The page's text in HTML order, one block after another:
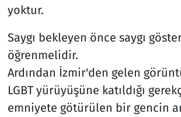
yoktur.
Saygı bekleyen önce saygı
öğrenmelidir.
Ardından İzmir'den gelen
LGBT yürüyüşüne katıldığı
emniyete götürülen bir gencin